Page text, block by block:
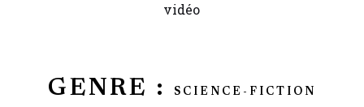
vidéo
GENRE : SCIENCE-FICTION